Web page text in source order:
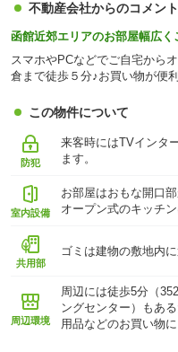
不動産会社からのコメント
函館近郊エリアのお部屋幅広
スマホやPCなどでご自宅から
倉まで徒歩５分♪お買い物が便
この物件について
防犯
来客時にはTVインタ
ます。
室内設備
お部屋はおもな開口
オープン式のキッチ
共用部
ゴミは建物の敷地内
周辺環境
周辺には徒歩5分（
ングセンター）もあ
用品などのお買い物に